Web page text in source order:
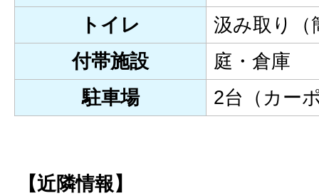
トイレ
汲み取り（
付帯施設
庭・倉庫
駐車場
2台（カー
【近隣情報】